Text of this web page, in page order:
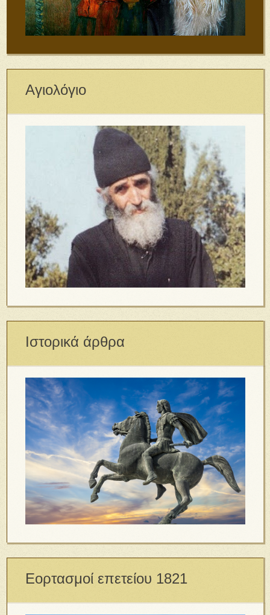
Αγιολόγιο
Ιστορικά άρθρα
Εορτασμοί επετείου 1821